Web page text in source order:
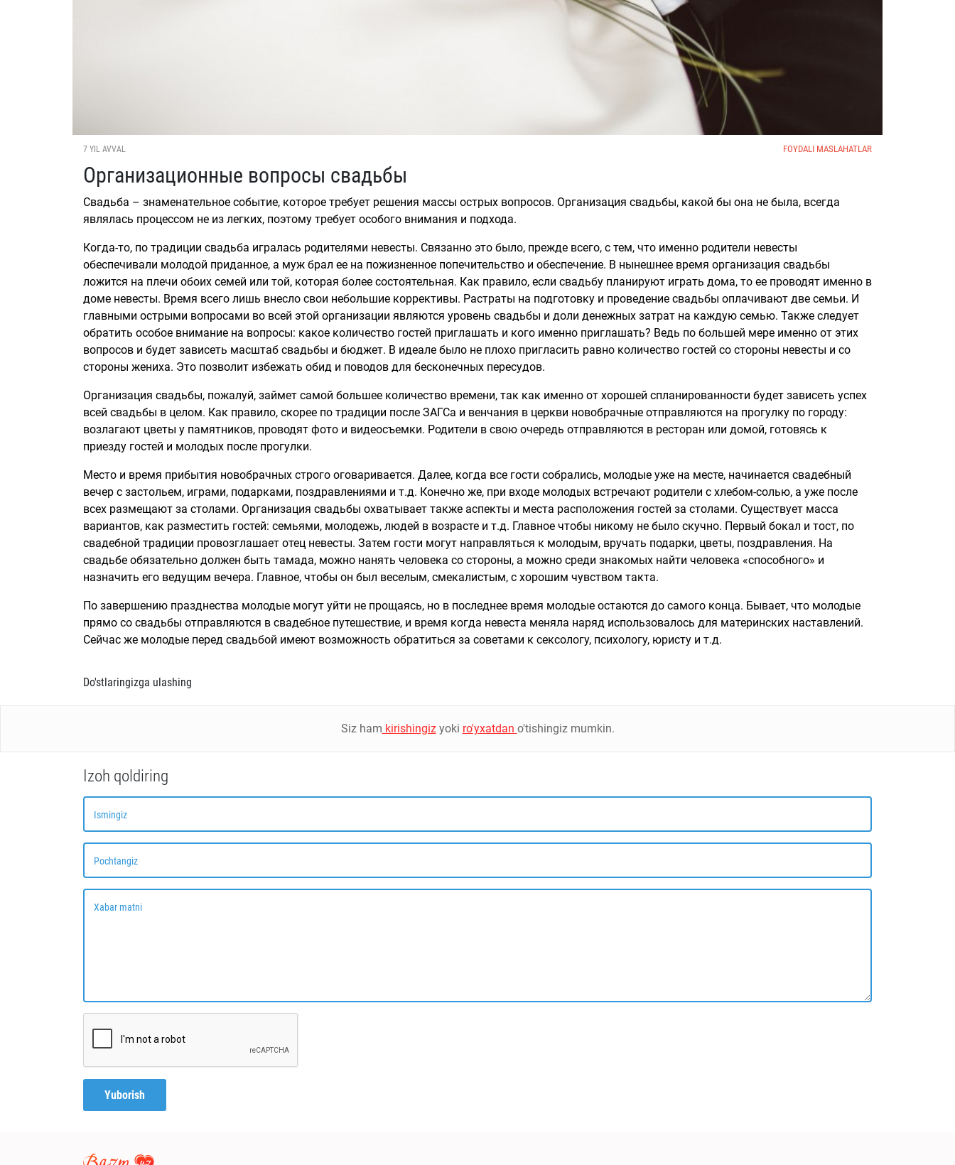
7 YIL AVVAL FOYDALI MASLAHATLAR
Организационные вопросы свадьбы
Свадьба – знаменательное событие, которое требует решения массы острых вопросов. Организация свадьбы, какой бы она не была, всегда
являлась процессом не из легких, поэтому требует особого внимания и подхода.
Когда-то, по традиции свадьба игралась родителями невесты. Связанно это было, прежде всего, с тем, что именно родители невесты
обеспечивали молодой приданное, а муж брал ее на пожизненное попечительство и обеспечение. В нынешнее время организация свадьбы
ложится на плечи обоих семей или той, которая более состоятельная. Как правило, если свадьбу планируют играть дома, то ее проводят именно в
доме невесты. Время всего лишь внесло свои небольшие коррективы. Растраты на подготовку и проведение свадьбы оплачивают две семьи. И
главными острыми вопросами во всей этой организации являются уровень свадьбы и доли денежных затрат на каждую семью. Также следует
обратить особое внимание на вопросы: какое количество гостей приглашать и кого именно приглашать? Ведь по большей мере именно от этих
вопросов и будет зависеть масштаб свадьбы и бюджет. В идеале было не плохо пригласить равно количество гостей со стороны невесты и со
стороны жениха. Это позволит избежать обид и поводов для бесконечных пересудов.
Организация свадьбы, пожалуй, займет самой большее количество времени, так как именно от хорошей спланированности будет зависеть успех
всей свадьбы в целом. Как правило, скорее по традиции после ЗАГСа и венчания в церкви новобрачные отправляются на прогулку по городу:
возлагают цветы у памятников, проводят фото и видеосъемки. Родители в свою очередь отправляются в ресторан или домой, готовясь к
приезду гостей и молодых после прогулки.
Место и время прибытия новобрачных строго оговаривается. Далее, когда все гости собрались, молодые уже на месте, начинается свадебный
вечер с застольем, играми, подарками, поздравлениями и т.д. Конечно же, при входе молодых встречают родители с хлебом-солью, а уже после
всех размещают за столами. Организация свадьбы охватывает также аспекты и места расположения гостей за столами. Существует масса
вариантов, как разместить гостей: семьями, молодежь, людей в возрасте и т.д. Главное чтобы никому не было скучно. Первый бокал и тост, по
свадебной традиции провозглашает отец невесты. Затем гости могут направляться к молодым, вручать подарки, цветы, поздравления. На
свадьбе обязательно должен быть тамада, можно нанять человека со стороны, а можно среди знакомых найти человека «способного» и
назначить его ведущим вечера. Главное, чтобы он был веселым, смекалистым, с хорошим чувством такта.
По завершению празднества молодые могут уйти не прощаясь, но в последнее время молодые остаются до самого конца. Бывает, что молодые
прямо со свадьбы отправляются в свадебное путешествие, и время когда невеста меняла наряд использовалось для материнских наставлений.
Сейчас же молодые перед свадьбой имеют возможность обратиться за советами к сексологу, психологу, юристу и т.д.
Do'stlaringizga ulashing
Siz ham kirishingizyoki ro'yxatdan o'tishingiz mumkin.
Izoh qoldiring
Ismingiz
Pochtangiz
Xabar matni
Yuborish